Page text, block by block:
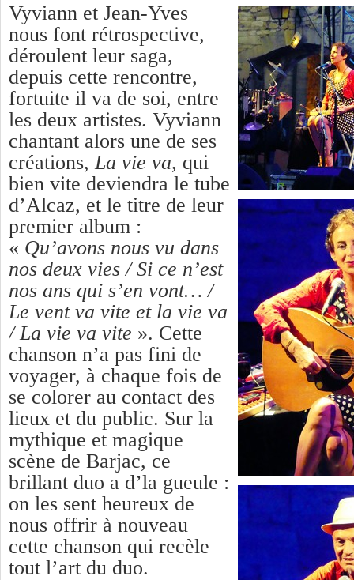
Vyviann et Jean-Yves
nous font rétrospective,
déroulent leur saga,
depuis cette rencontre,
fortuite il va de soi, entre
les deux artistes. Vyviann
chantant alors une de ses
créations, La vie va, qui
bien vite deviendra le tube
d’Alcaz, et le titre de leur
premier album :
« Qu’avons nous vu dans
nos deux vies / Si ce n’est
nos ans qui s’en vont… /
Le vent va vite et la vie va
/ La vie va vite ». Cette
chanson n’a pas fini de
voyager, à chaque fois de
se colorer au contact des
lieux et du public. Sur la
mythique et magique
scène de Barjac, ce
brillant duo a d’la gueule :
on les sent heureux de
nous offrir à nouveau
cette chanson qui recèle
tout l’art du duo.